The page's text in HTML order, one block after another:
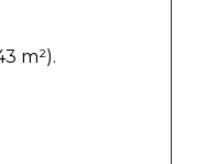
m²).